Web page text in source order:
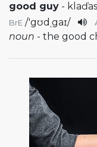
good guy -
BrE /'gʊdˌgaɪ/
noun - the good